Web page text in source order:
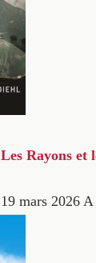
Les Rayons et
19 mars 2026 A